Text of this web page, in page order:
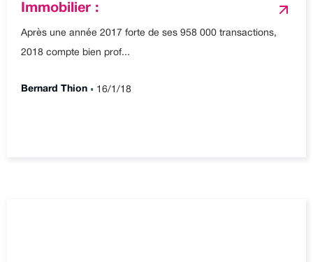
Immobilier :
Après une année 2017 forte de ses 958 000 transactions,
2018 compte bien prof...
Bernard Thion • 16/1/18